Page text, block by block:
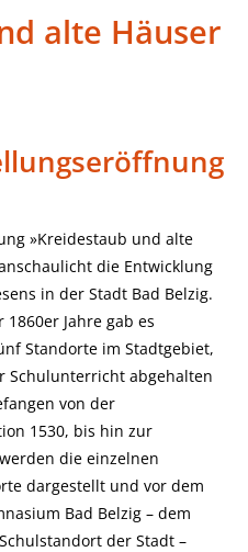
alte Häuser
»Kreidestaub und alte
die Entwicklung
in der Stadt Bad Belzig.
Jahre gab es
Standorte im Stadtgebiet,
Schulunterricht abgehalten
von der
1530, bis hin zur
die einzelnen
dargestellt und vor dem
Bad Belzig – dem
der Stadt –